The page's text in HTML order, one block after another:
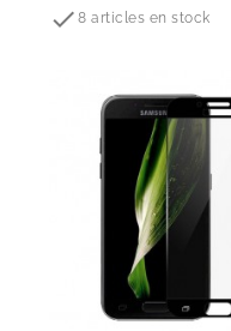
 8 articles en stock